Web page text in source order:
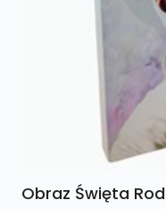
Obraz Święta